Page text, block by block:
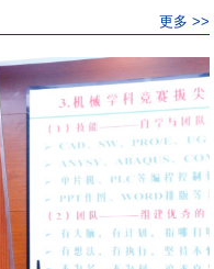
更多 >>